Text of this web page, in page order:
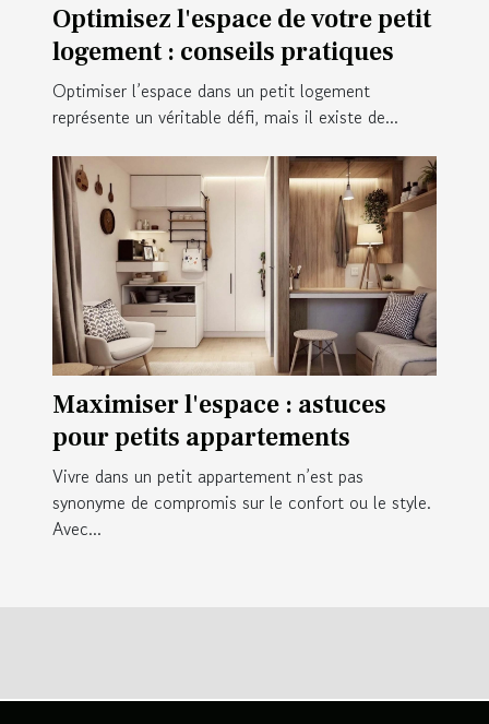
Optimisez l'espace de votre petit
logement : conseils pratiques
Optimiser l’espace dans un petit logement
représente un véritable défi, mais il existe de...
Maximiser l'espace : astuces
pour petits appartements
Vivre dans un petit appartement n’est pas
synonyme de compromis sur le confort ou le style.
Avec...